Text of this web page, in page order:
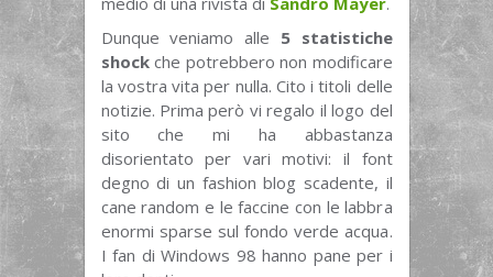
Dunque veniamo alle 5 statistiche
shockche potrebbero non modificare
la vostra vita per nulla. Cito i titoli delle
notizie. Prima però vi regalo il logo del
sito che mi ha abbastanza
disorientato per vari motivi: il font
degno di un fashion blog scadente, il
cane random e le faccine con le labbra
enormi sparse sul fondo verde acqua.
I fan di Windows 98 hanno pane per i